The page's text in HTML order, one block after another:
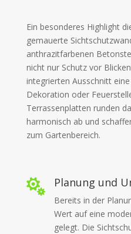
Ein besonderes Highlight
gemauerte
anthrazitfarbenen
nicht nur Schutz vor
integrierten Ausschnitt
Dekoration oder
Terrassenplatten runden
harmonisch ab und
zum Gartenbereich.
 Planung und
Bereits in der
Wert auf eine
gelegt. Die